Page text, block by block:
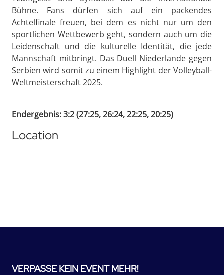
Bühne. Fans dürfen sich auf ein packendes
Achtelfinale freuen, bei dem es nicht nur um den
sportlichen Wettbewerb geht, sondern auch um die
Leidenschaft und die kulturelle Identität, die jede
Mannschaft mitbringt. Das Duell Niederlande gegen
Serbien wird somit zu einem Highlight der Volleyball-
Weltmeisterschaft 2025.
Endergebnis: 3:2 (27:25, 26:24, 22:25, 20:25)
Location
VERPASSE KEIN EVENT MEHR!